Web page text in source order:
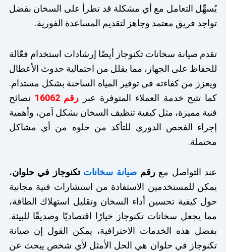
يُسهِّل التعامل مع أي مشكلة قد تطرأ على السخان بفضل
تواجد فريق معتمد وجاهز لتقديم المساعدة الفورية.
تقدم صيانة سخانات تكنوجاز أيضًا إرشادات استخدام فعّالة
للحفاظ على الجهاز، مما يقلل من احتمالية حدوث الأعطال
ويعزز من كفاءته في توفير المياه الساخنة بشكل مستدام.
كما تتيح خدمة العملاء المتوفرة عبر رقم 16062
نصائح
فنية مميزة، مثل كيفية تنظيف السخان بشكل آمن، وأهمية
إجراء الفحص الدوري للتأكد من خلوه من أي مشاكل
محتملة.
عند التواصل معرقم صيانة سخانات تكنوجاز في حلوان،
يمكن للمستخدمين الاستفادة من استشارات فنية مجانية
حول كيفية تحسين أداء السخان وتقليل استهلاك الطاقة،
مما يجعل سخانات تكنوجاز خيارًا اقتصاديًا وصديقًا للبيئة.
بفضل هذه الخدمات الاحترافية، يمكن القول إن صيانة
تكنوجاز في حلوان هي الحل الأمثل لأي شخص يبحث عن